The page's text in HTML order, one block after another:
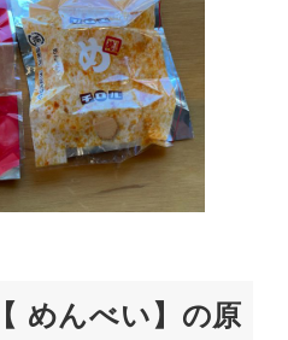
めんべい】の原